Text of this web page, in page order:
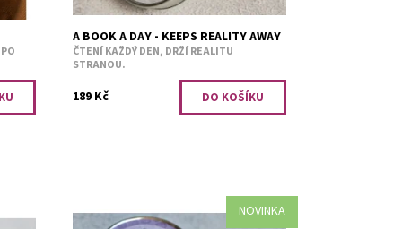
A BOOK A DAY - KEEPS REALITY AWAY
ČTENÍ KAŽDÝ DEN, DRŽÍ REALITU
STRANOU.
189 Kč
NOVINKA